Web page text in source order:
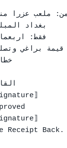
بغداد
فقط:
Receipt Back.